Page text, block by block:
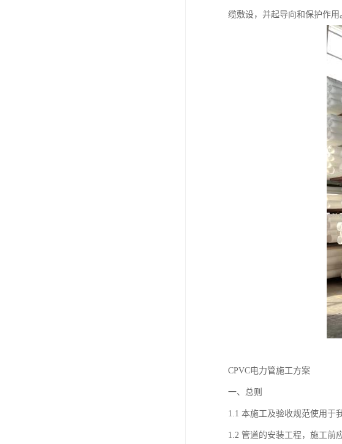
缆敷设，并起导向和保护作用
CPVC电力管施工方案
一、总则
1.1 本施工及验收规范使用于
1.2 管道的安装工程，施工前